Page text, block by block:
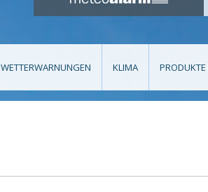
WETTERWARNUNGEN KLIMA